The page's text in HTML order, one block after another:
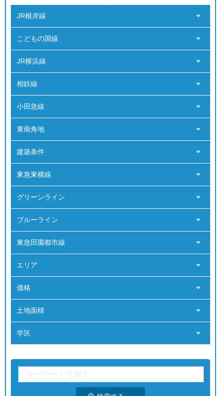
JR根岸線
こどもの国線
JR横浜線
相鉄線
小田急線
東南角地
建築条件
東急東横線
グリーンライン
ブルーライン
東急田園都市線
エリア
価格
⼟地⾯積
学区